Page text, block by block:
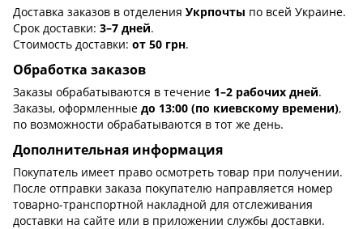
Доставка заказов в отделения Укрпочты по всей Украине.
Срок доставки: 3–7 дней.
Стоимость доставки: от 50 грн.
Обработка заказов
Заказы обрабатываются в течение 1–2 рабочих дней.
Заказы, оформленные до 13:00 (по киевскому времени),
по возможности обрабатываются в тот же день.
Дополнительная информация
Покупатель имеет право осмотреть товар при получении.
После отправки заказа покупателю направляется номер
товарно-транспортной накладной для отслеживания
доставки на сайте или в приложении службы доставки.